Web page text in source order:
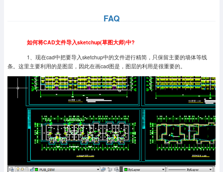
FAQ
如何将CAD文件导入sketchup(草图大师)中?
1、现在cad中把要导入sketchup中的文件进行精简，只保留主要的墙体等线
条。这里主要利用的是图层，因此在画cad图是，图层的利用是很重要的。